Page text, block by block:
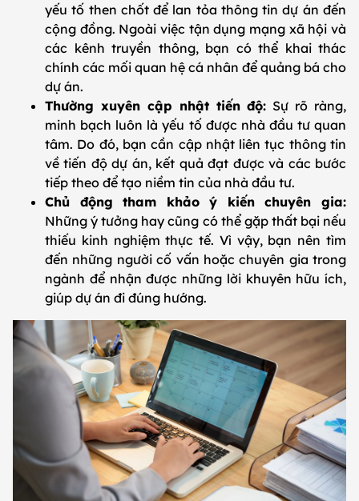
yếu tố then chốt để lan tỏa thông tin dự án đến
cộng đồng. Ngoài việc tận dụng mạng xã hội và
các kênh truyền thông, bạn có thể khai thác
chính các mối quan hệ cá nhân để quảng bá cho
dự án.
Thường xuyên cập nhật tiến độ: Sự rõ ràng,
minh bạch luôn là yếu tố được nhà đầu tư quan
tâm. Do đó, bạn cần cập nhật liên tục thông tin
về tiến độ dự án, kết quả đạt được và các bước
tiếp theo để tạo niềm tin của nhà đầu tư.
Chủ động tham khảo ý kiến chuyên gia:
Những ý tưởng hay cũng có thể gặp thất bại nếu
thiếu kinh nghiệm thực tế. Vì vậy, bạn nên tìm
đến những người cố vấn hoặc chuyên gia trong
ngành để nhận được những lời khuyên hữu ích,
giúp dự án đi đúng hướng.